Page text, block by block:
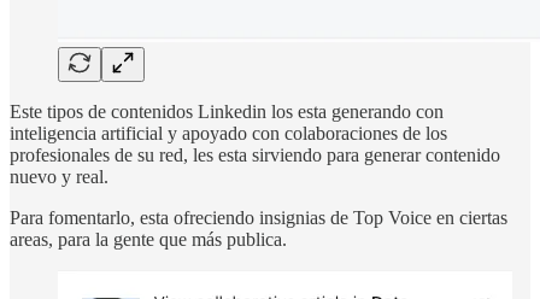
Este tipos de contenidos Linkedin los esta generando con
inteligencia artificial y apoyado con colaboraciones de los
profesionales de su red, les esta sirviendo para generar contenido
nuevo y real.
Para fomentarlo, esta ofreciendo insignias de Top Voice en ciertas
areas, para la gente que más publica.